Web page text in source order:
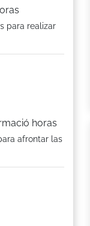
para realizar
horas
afrontar las